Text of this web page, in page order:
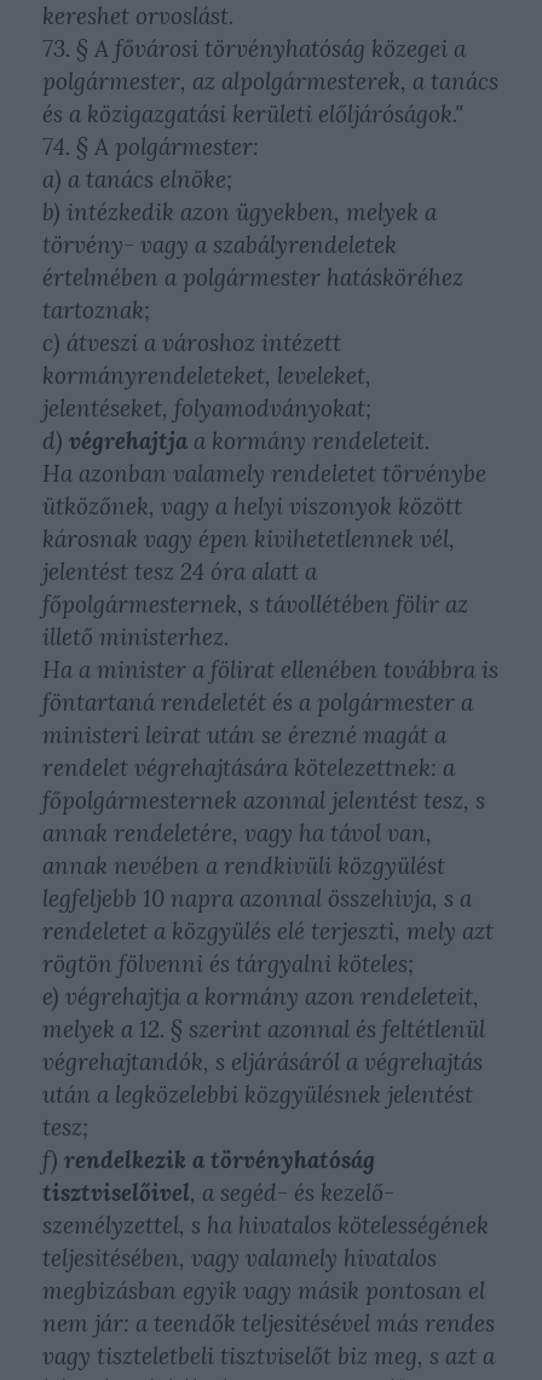
kereshet orvoslást.
73. § A fővárosi törvényhatóság közegei a
polgármester, az alpolgármesterek, a tanács
és a közigazgatási kerületi előljáróságok."
74. § A polgármester:
a) a tanács elnöke;
b) intézkedik azon ügyekben, melyek a
törvény- vagy a szabályrendeletek
értelmében a polgármester hatásköréhez
tartoznak;
c) átveszi a városhoz intézett
kormányrendeleteket, leveleket,
jelentéseket, folyamodványokat;
d) végrehajtja a kormány rendeleteit.
Ha azonban valamely rendeletet törvénybe
ütközőnek, vagy a helyi viszonyok között
károsnak vagy épen kivihetetlennek vél,
jelentést tesz 24 óra alatt a
főpolgármesternek, s távollétében fölir az
illető ministerhez.
Ha a minister a fölirat ellenében továbbra is
föntartaná rendeletét és a polgármester a
ministeri leirat után se érezné magát a
rendelet végrehajtására kötelezettnek: a
főpolgármesternek azonnal jelentést tesz, s
annak rendeletére, vagy ha távol van,
annak nevében a rendkivüli közgyülést
legfeljebb 10 napra azonnal összehivja, s a
rendeletet a közgyülés elé terjeszti, mely azt
rögtön fölvenni és tárgyalni köteles;
e) végrehajtja a kormány azon rendeleteit,
melyek a 12. § szerint azonnal és feltétlenül
végrehajtandók, s eljárásáról a végrehajtás
után a legközelebbi közgyülésnek jelentést
tesz;
f) rendelkezik a törvényhatóság
tisztviselőivel, a segéd- és kezelő-
személyzettel, s ha hivatalos kötelességének
teljesitésében, vagy valamely hivatalos
megbizásban egyik vagy másik pontosan el
nem jár: a teendők teljesitésével más rendes
vagy tiszteletbeli tisztviselőt biz meg, s azt a